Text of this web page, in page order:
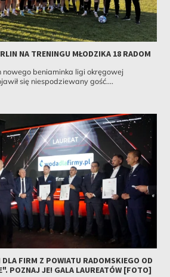
NA TRENINGU MŁODZIKA 18 RADOM
nowego beniaminka ligi okręgowej
się niespodziewany gość....
FIRM Z POWIATU RADOMSKIEGO OD
POZNAJ JE! GALA LAUREATÓW [FOTO]